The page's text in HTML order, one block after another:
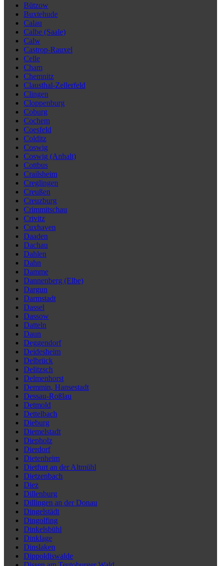
Bützow
Buxtehude
Calau
Calbe (Saale)
Calw
Castrop-Rauxel
Celle
Cham
Chemnitz
Clausthal-Zellerfeld
Clingen
Cloppenburg
Coburg
Cochem
Coesfeld
Colditz
Coswig
Coswig (Anhalt)
Cottbus
Crailsheim
Creglingen
Creußen
Creuzburg
Crimmitschau
Crivitz
Cuxhaven
Daaden
Dachau
Dahlen
Dahn
Damme
Dannenberg (Elbe)
Dargun
Darmstadt
Dassel
Dassow
Datteln
Daun
Deggendorf
Deidesheim
Delbrück
Delitzsch
Delmenhorst
Demmin, Hansestadt
Dessau-Roßlau
Detmold
Dettelbach
Dieburg
Diemelstadt
Diepholz
Dierdorf
Dietenheim
Dietfurt an der Altmühl
Dietzenbach
Diez
Dillenburg
Dillingen an der Donau
Dingelstädt
Dingolfing
Dinkelsbühl
Dinklage
Dinslaken
Dippoldiswalde